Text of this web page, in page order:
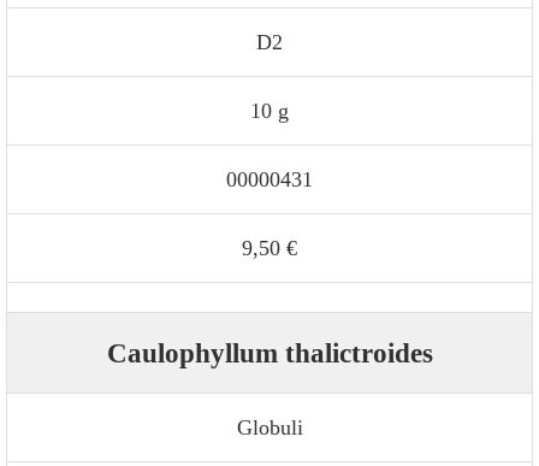
D2
10 g
00000431
9,50 €
Caulophyllum thalictroides
Globuli